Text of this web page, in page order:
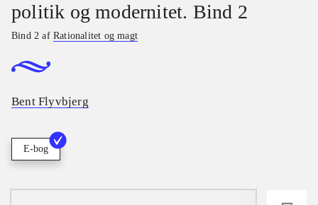
politik og modernitet. Bind 2
Bind 2 afRationalitet og magt
Bent Flyvbjerg
E-bog